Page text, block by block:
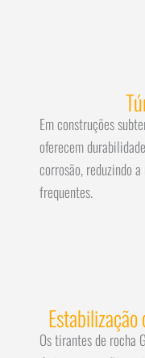
Em construções
oferecem
corrosão, reduzindo
frequentes.
Os tirantes de rocha